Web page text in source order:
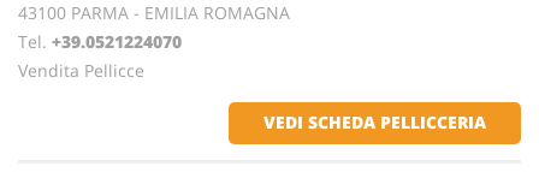
43100 PARMA - EMILIA ROMAGNA
Tel. +39.0521224070
Vendita Pellicce
VEDI SCHEDA PELLICCERIA